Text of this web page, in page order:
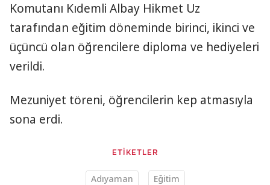
Komutanı Kıdemli Albay Hikmet Uz
tarafından eğitim döneminde birinci, ikinci ve
üçüncü olan öğrencilere diploma ve hediyeleri
verildi.
Mezuniyet töreni, öğrencilerin kep atmasıyla
sona erdi.
ETİKETLER
Adıyaman Eğitim